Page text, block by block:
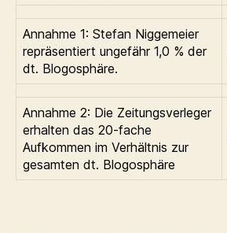
Annahme 1: Stefan Niggemeier
repräsentiert ungefähr 1,0 % der
dt. Blogosphäre.
Annahme 2: Die Zeitungsverleger
erhalten das 20-fache
Aufkommen im Verhältnis zur
gesamten dt. Blogosphäre